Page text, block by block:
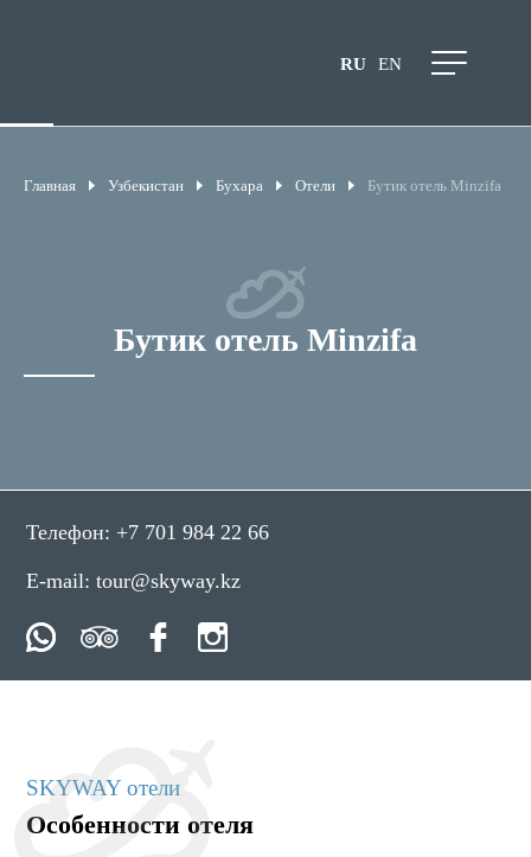
RU EN
Главная Узбекистан Бухара Отели Бутик отель Minzifa
Бутик отель Minzifa
Телефон: +7 701 984 22 66
E-mail:tour@skyway.kz
SKYWAY отели
Особенности отеля